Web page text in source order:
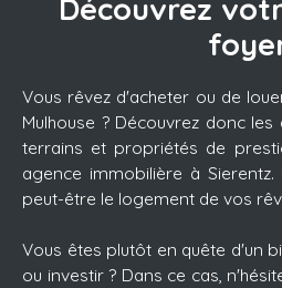
Découvrez
Vous rêvez d'acheter ou de
Mulhouse ? Découvrez donc
terrains et propriétés de
agence immobilière à
peut-être le logement de vos
Vous êtes plutôt en quête d'un
ou investir ? Dans ce cas,